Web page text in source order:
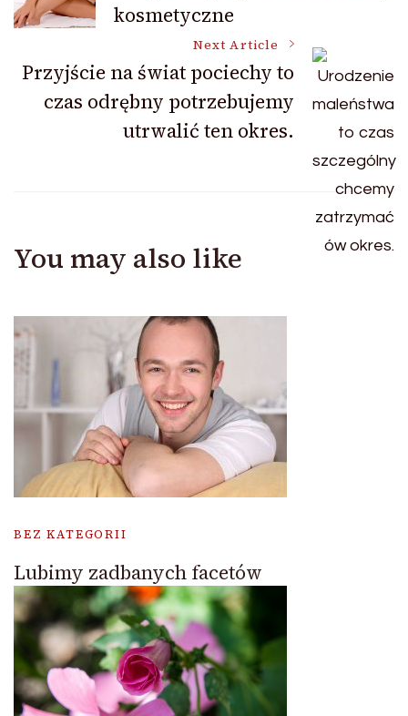
Navigation
kosmetyczne
Next Article
Przyjście na świat pociechy to
czas odrębny potrzebujemy
utrwalić ten okres.
You may also like
BEZ KATEGORII
Lubimy zadbanych facetów